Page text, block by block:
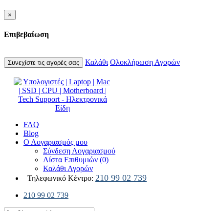
×
Επιβεβαίωση
Συνεχίστε τις αγορές σας Καλάθι Ολοκλήρωση Αγορών
FAQ
Blog
Ο Λογαριασμός μου
Σύνδεση Λογαριασμού
Λίστα Επιθυμιών (0)
Καλάθι Αγορών
Τηλεφωνικό Κέντρο: 210 99 02 739
210 99 02 739